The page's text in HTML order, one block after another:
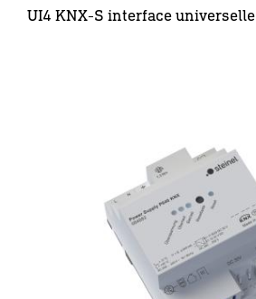
UI4 KNX-S interface universelle